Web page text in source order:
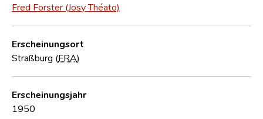
Kontakt
Fred Forster (Josy Théato)
Erscheinungsort
Straßburg (FRA)
Erscheinungsjahr
1950